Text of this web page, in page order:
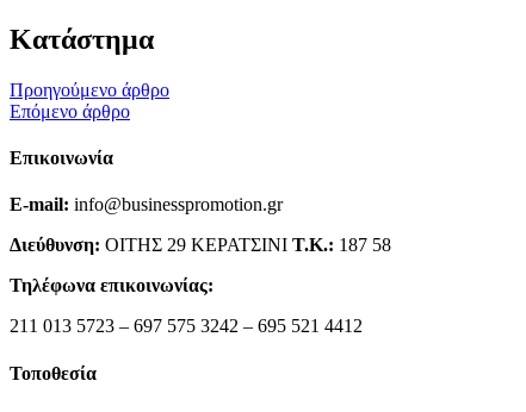
Κατάστημα
Προηγούμενο άρθρο
Επόμενο άρθρο
Επικοινωνία
E-mail: info@businesspromotion.gr
Διεύθυνση: ΟΙΤΗΣ 29 ΚΕΡΑΤΣΙΝΙ Τ.Κ.: 187 58
Τηλέφωνα επικοινωνίας:
211 013 5723 – 697 575 3242 – 695 521 4412
Τοποθεσία